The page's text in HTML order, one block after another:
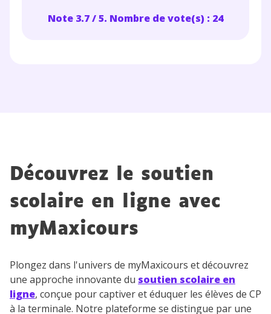
Note 3.7 / 5. Nombre de vote(s) : 24
Découvrez le soutien
scolaire en ligne avec
myMaxicours
Plongez dans l'univers de myMaxicours et découvrez
une approche innovante du soutien scolaire en
ligne, conçue pour captiver et éduquer les élèves de CP
à la terminale. Notre plateforme se distingue par une